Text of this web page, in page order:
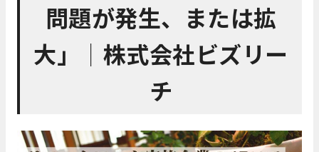
問題が発生、または拡
大」│株式会社ビズリー
チ